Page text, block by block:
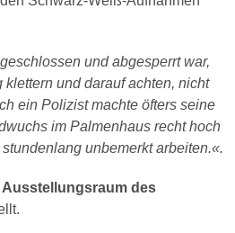
und abgesperrt war,
und darauf achten, nicht
ein Polizist machte öfters seine
im Palmenhaus recht hoch
unbemerkt arbeiten.«.
Ausstellungsraum des